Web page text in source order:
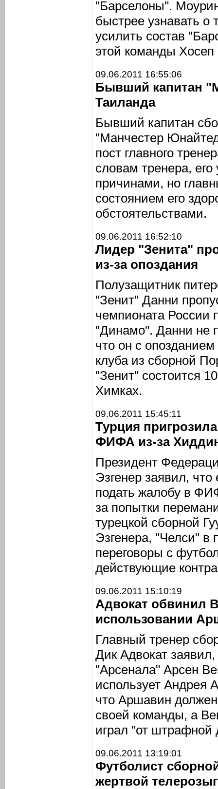
"Барселоны".
быстрее узнавать о
усилить состав
этой команды Хосеп
09.06.2011 16:55:06
Бывший капитан
Таиланда
Бывший капитан
"Манчестер
пост главного
словам тренера,
причинами, но
состоянием его
обстоятельствами.
09.06.2011 16:52:10
Лидер "Зенита"
из-за опоздания
Полузащитник
"Зенит" Данни
чемпионата России
"Динамо". Данни не
что он с
клуба из сборной
"Зенит" состоится
Химках.
09.06.2011 15:45:11
Турция
ФИФА из-за
Президент
Эзгенер заявил, что
подать жалобу в
за попытки
турецкой сборной
Эзгенера, "Челси"
переговоры с
действующие
09.06.2011 15:10:19
Адвокат обвинил
использовании
Главный тренер
Дик Адвокат заявил,
"Арсенала" Арсен
использует Андрея
что Аршавин
своей команды, а
играл "от
09.06.2011 13:19:01
Футболист
жертвой